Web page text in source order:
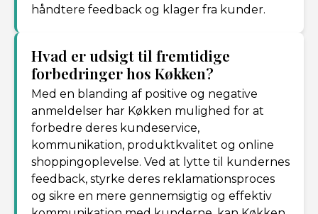
håndtere feedback og klager fra kunder.
Hvad er udsigt til fremtidige
forbedringer hos Køkken?
Med en blanding af positive og negative
anmeldelser har Køkken mulighed for at
forbedre deres kundeservice,
kommunikation, produktkvalitet og online
shoppingoplevelse. Ved at lytte til kundernes
feedback, styrke deres reklamationsproces
og sikre en mere gennemsigtig og effektiv